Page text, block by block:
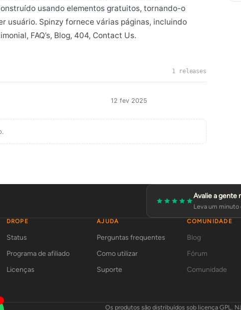
usando elementos gratuitos, tornando-o
usuário. Spinzy fornece várias páginas, incluindo
FAQ’s, Blog, 404, Contact Us.
1 releases
12 fev 2025
Avalie a gente
Leva um minuto
DROPE
Status
Programa de afiliado
Licenças
AJUDA
Perguntas frequentes
Como utilizar
Suporte
COMUNIDADE
Blog
Fórum
Comunidade
Os produtos são distribuídos sob licença GPL.